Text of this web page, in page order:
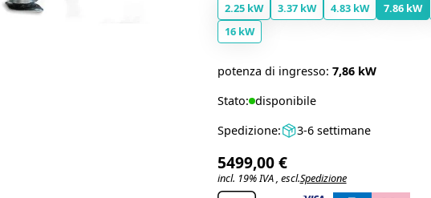
potenza di ingresso: 7,86 kW
Stato: disponibile
Spedizione:
3-6 settimane
5499,00 €
incl. 19% IVA , escl.Spedizione
2.25 kW 3.37 kW 4.83 kW 7.86 kW
16 kW